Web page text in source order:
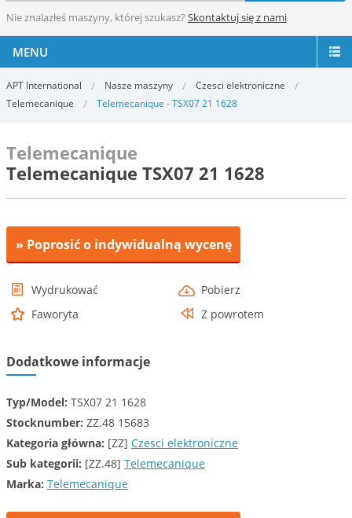
Nie znalazłeś maszyny, której szukasz? Skontaktuj się z nami
MENU
APT International Nasze maszyny
Czesci elektroniczne
Telemecanique
Telemecanique - TSX07 21 1628
Telemecanique
Telemecanique TSX07 21 1628
» Poprosić o indywidualną wycenę
Wydrukować
Pobierz
Faworyta
Z powrotem
Dodatkowe informacje
Typ/Model: TSX07 21 1628
Stocknumber: ZZ.48 15683
Kategoria główna: [ZZ] Czesci elektroniczne
Sub kategorii: [ZZ.48] Telemecanique
Marka: Telemecanique